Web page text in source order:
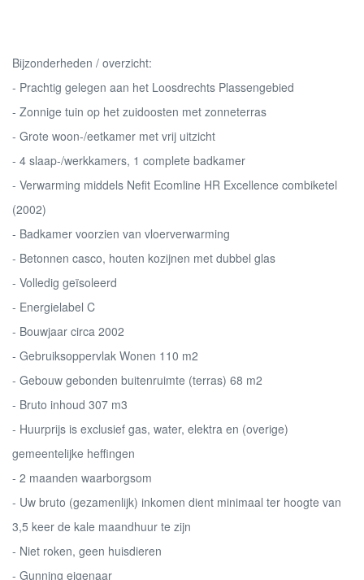
Bijzonderheden / overzicht:
- Prachtig gelegen aan het Loosdrechts Plassengebied
- Zonnige tuin op het zuidoosten met zonneterras
- Grote woon-/eetkamer met vrij uitzicht
- 4 slaap-/werkkamers, 1 complete badkamer
- Verwarming middels Nefit Ecomline HR Excellence combiketel
(2002)
- Badkamer voorzien van vloerverwarming
- Betonnen casco, houten kozijnen met dubbel glas
- Volledig geïsoleerd
- Energielabel C
- Bouwjaar circa 2002
- Gebruiksoppervlak Wonen 110 m2
- Gebouw gebonden buitenruimte (terras) 68 m2
- Bruto inhoud 307 m3
- Huurprijs is exclusief gas, water, elektra en (overige)
gemeentelijke heffingen
- 2 maanden waarborgsom
- Uw bruto (gezamenlijk) inkomen dient minimaal ter hoogte van
3,5 keer de kale maandhuur te zijn
- Niet roken, geen huisdieren
- Gunning eigenaar